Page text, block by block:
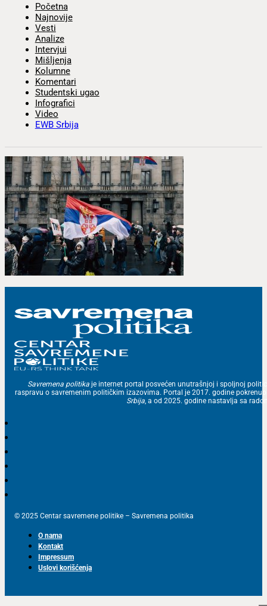
Početna
Najnovije
Vesti
Analize
Intervjui
Mišljenja
Kolumne
Komentari
Studentski ugao
Infografici
Video
EWB Srbija
Savremena politika je internet portal posvećen unutrašnjoj i spoljnoj
raspravu o savremenim političkim izazovima. Portal je 2017. godine
Srbija, a od 2025. godine nastavlja sa
© 2025 Centar savremene politike – Savremena politika
O nama
Kontakt
Impressum
Uslovi korišćenja